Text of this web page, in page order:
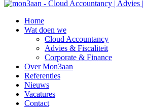
Home
Wat doen we
Cloud Accountancy
Advies & Fiscaliteit
Corporate & Finance
Over Mon3aan
Referenties
Nieuws
Vacatures
Contact